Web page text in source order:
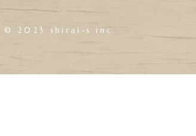
© 2023 shirai-s inc.